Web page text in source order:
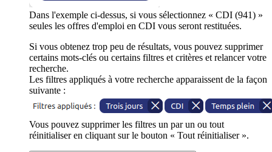
Dans l'exemple ci-dessus, si vous sélectionnez « CDI (941) »
seules les offres d'emploi en CDI vous seront restituées.
Si vous obtenez trop peu de résultats, vous pouvez supprimer
certains mots-clés ou certains filtres et critères et relancer votre
recherche.
Les filtres appliqués à votre recherche apparaissent de la façon
suivante :
Vous pouvez supprimer les filtres un par un ou tout
réinitialiser en cliquant sur le bouton « Tout réinitialiser ».